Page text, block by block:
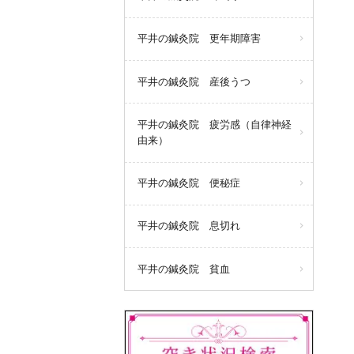
平井の鍼灸院 更年期障害
平井の鍼灸院 産後うつ
平井の鍼灸院 疲労感（自律神経
由来）
平井の鍼灸院 便秘症
平井の鍼灸院 息切れ
平井の鍼灸院 貧血